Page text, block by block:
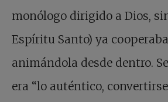
monólogo dirigido a Dios,
Espíritu Santo) ya
animándola desde dentro.
era “lo auténtico,